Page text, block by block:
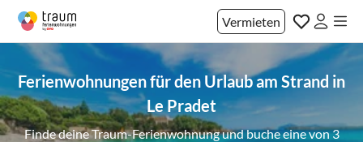
Vermieten
Ferienwohnungen für den Urlaub am Strand in
Le Pradet
Finde deine Traum-Ferienwohnung und buche eine von 3